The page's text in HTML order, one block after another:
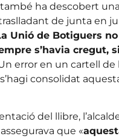
ha descobert
de junta en
Unió de Botiguers
s’havia cregut,
error en un cartell de
consolidat
del llibre,
que «